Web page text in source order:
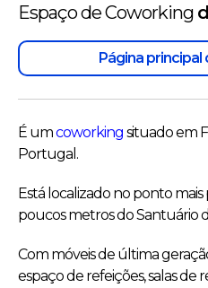
Espaço de Coworking
Página
É umcoworking situado em
Portugal.
Está localizado no ponto
poucos metros do Santuário
Com móveis de última
espaço de refeições, salas de